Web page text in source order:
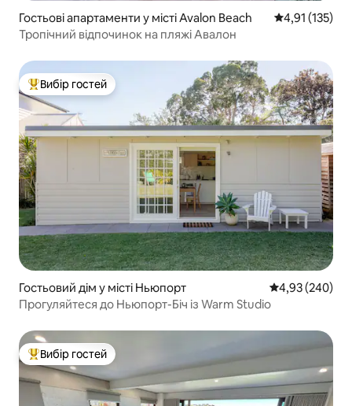
Гостьові апартаменти у місті Avalon Beach Середня
4,91 (135)
Тропічний відпочинок на пляжі Авалон
Топ вибір гостей
Вибір гостей
Гостьовий дім у місті Ньюпорт Середня
4,93 (240)
Прогуляйтеся до Ньюпорт-Біч із Warm Studio
Топ вибір гостей
Вибір гостей